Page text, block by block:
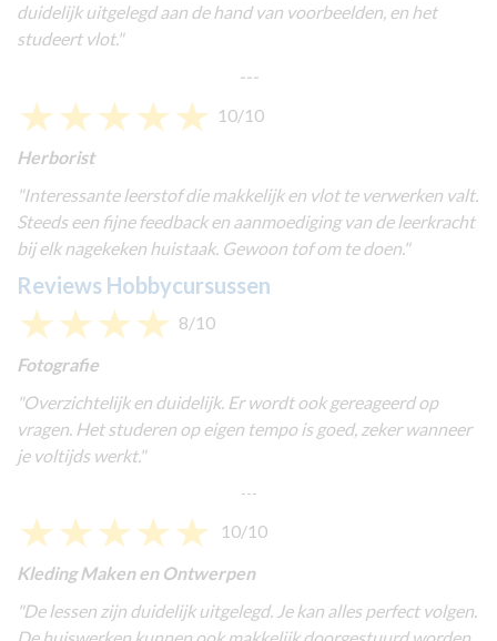
duidelijk uitgelegd aan de hand van voorbeelden, en het
studeert vlot."
---
10/10
Herborist
"Interessante leerstof die makkelijk en vlot te verwerken valt.
Steeds een fijne feedback en aanmoediging van de leerkracht
bij elk nagekeken huistaak. Gewoon tof om te doen."
Reviews Hobbycursussen
8/10
Fotografie
"Overzichtelijk en duidelijk. Er wordt ook gereageerd op
vragen. Het studeren op eigen tempo is goed, zeker wanneer
je voltijds werkt."
---
10/10
Kleding Maken en Ontwerpen
"De lessen zijn duidelijk uitgelegd. Je kan alles perfect volgen.